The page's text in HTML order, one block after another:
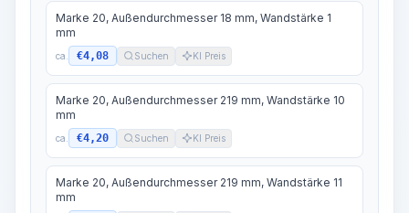
Marke 20, Außendurchmesser 18 mm, Wandstärke 1
mm
ca. €4,08 Suchen KI Preis
Marke 20, Außendurchmesser 219 mm, Wandstärke 10
mm
ca. €4,20 Suchen KI Preis
Marke 20, Außendurchmesser 219 mm, Wandstärke 11
mm